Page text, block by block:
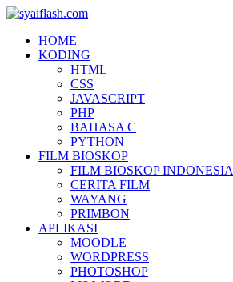
HOME
KODING
HTML
CSS
JAVASCRIPT
PHP
BAHASA C
PYTHON
FILM BIOSKOP
FILM BIOSKOP INDONESIA
CERITA FILM
WAYANG
PRIMBON
APLIKASI
MOODLE
WORDPRESS
PHOTOSHOP